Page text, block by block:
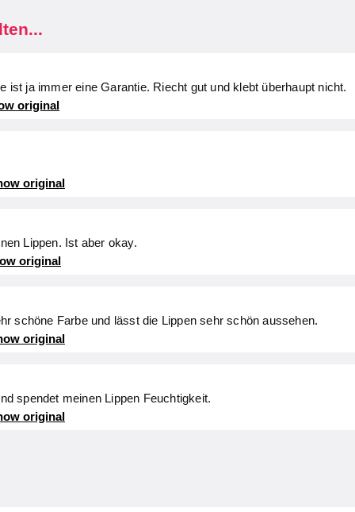
ist ja immer eine Garantie. Riecht gut und klebt überhaupt nicht.
original
original
Lippen. Ist aber okay.
original
schöne Farbe und lässt die Lippen sehr schön aussehen.
original
spendet meinen Lippen Feuchtigkeit.
original